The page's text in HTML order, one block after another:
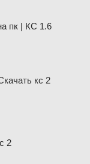
пк | КС 1.6
кс 2
2